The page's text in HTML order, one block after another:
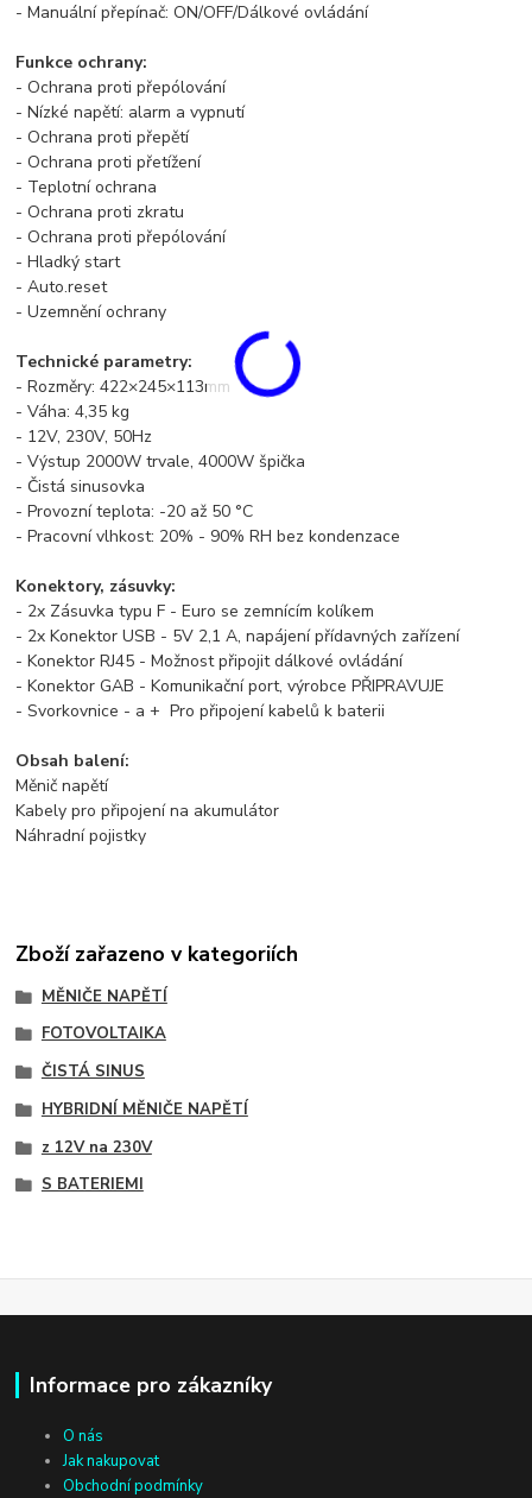
- Manuální přepínač: ON/OFF/Dálkové ovládání
Funkce ochrany:
- Ochrana proti přepólování
- Nízké napětí: alarm a vypnutí
- Ochrana proti přepětí
- Ochrana proti přetížení
- Teplotní ochrana
- Ochrana proti zkratu
- Ochrana proti přepólování
- Hladký start
- Auto.reset
- Uzemnění ochrany
Technické parametry:
- Rozměry: 422×245×113mm
- Váha: 4,35 kg
- 12V, 230V, 50Hz
- Výstup 2000W trvale, 4000W špička
- Čistá sinusovka
- Provozní teplota: -20 až 50 °C
- Pracovní vlhkost: 20% - 90% RH bez kondenzace
Konektory, zásuvky:
- 2x Zásuvka typu F - Euro se zemnícím kolíkem
- 2x Konektor USB - 5V 2,1 A, napájení přídavných zařízení
- Konektor RJ45 - Možnost připojit dálkové ovládání
- Konektor GAB - Komunikační port, výrobce PŘIPRAVUJE
- Svorkovnice - a + Pro připojení kabelů k baterii
Obsah balení:
Měnič napětí
Kabely pro připojení na akumulátor
Náhradní pojistky
Zboží zařazeno v kategoriích
MĚNIČE NAPĚTÍ
FOTOVOLTAIKA
ČISTÁ SINUS
HYBRIDNÍ MĚNIČE NAPĚTÍ
z 12V na 230V
S BATERIEMI
Informace pro zákazníky
O nás
Jak nakupovat
Obchodní podmínky